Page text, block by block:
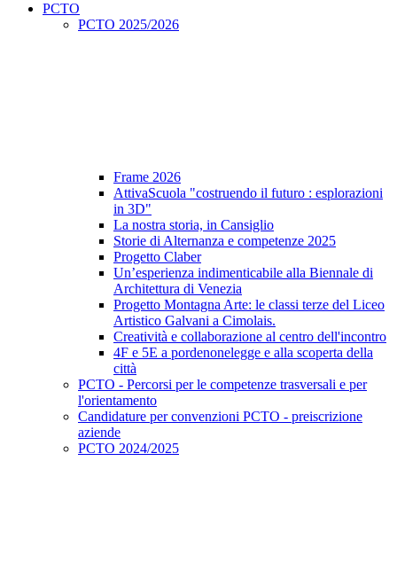
PCTO
PCTO 2025/2026
Frame 2026
AttivaScuola "costruendo il futuro : esplorazioni
in 3D"
La nostra storia, in Cansiglio
Storie di Alternanza e competenze 2025
Progetto Claber
Un’esperienza indimenticabile alla Biennale di
Architettura di Venezia
Progetto Montagna Arte: le classi terze del Liceo
Artistico Galvani a Cimolais.
Creatività e collaborazione al centro dell'incontro
4F e 5E a pordenonelegge e alla scoperta della
città
PCTO - Percorsi per le competenze trasversali e per
l'orientamento
Candidature per convenzioni PCTO - preiscrizione
aziende
PCTO 2024/2025